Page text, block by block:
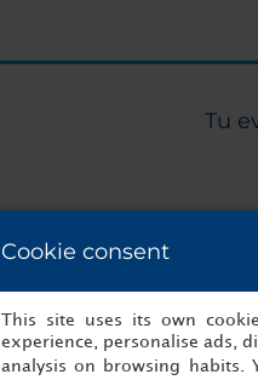
Tu
Solicitar presupuesto
Cookie consent
This site uses its own
experience, personalise ads,
analysis on browsing habits.